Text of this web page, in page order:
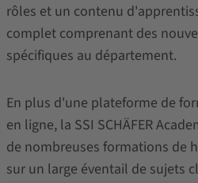
rôles et un contenu
complet comprenant des
spécifiques au département.
En plus d'une plateforme de
en ligne, la SSI SCHÄFER
de nombreuses formations de
sur un large éventail de sujets